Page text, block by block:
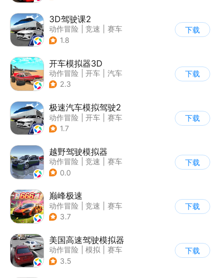
3D驾驶课2
动作冒险 竞速
赛车
| 写实
1.8
下载
开车模拟器3D
动作冒险 开车
汽车
| 卡通
2.3
下载
极速汽车模拟驾驶2
动作冒险 开车
赛车
| 漂移
1.7
下载
越野驾驶模拟器
动作冒险 竞速
赛车
| 漂移
0.0
下载
巅峰极速
动作冒险 竞速
赛车
| 漂移
3.7
下载
美国高速驾驶模拟器
动作冒险 模拟
赛车
| 写实
3.5
下载